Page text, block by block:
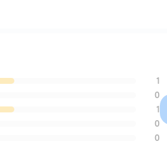
1
0
1
0
0